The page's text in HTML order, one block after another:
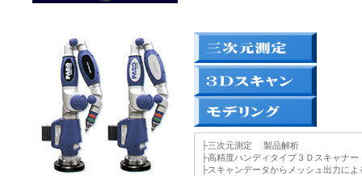
├三次元測定 製品解析
├高精度ハンディタイプ３Ｄスキャ
├スキャンデータからメッシュ出力によ